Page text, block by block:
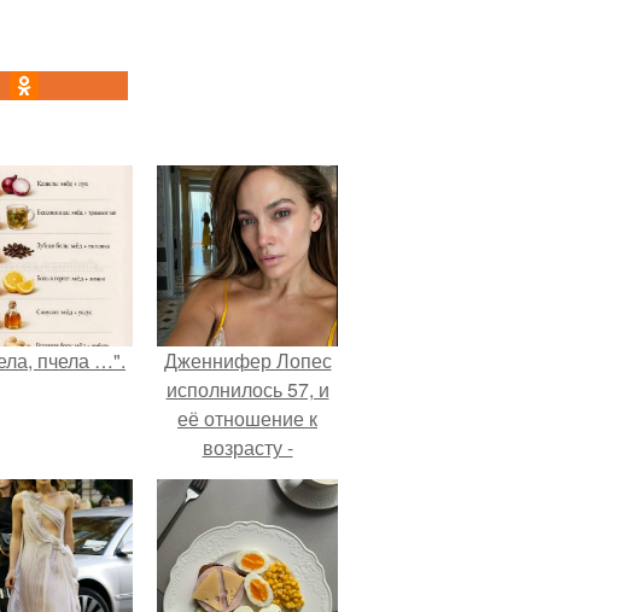
пчела …".
Дженнифер Лопес
исполнилось 57, и
её отношение к
возрасту -
настоящий
манифест
уверенности: "не
говорите, что я
отлично выгляжу